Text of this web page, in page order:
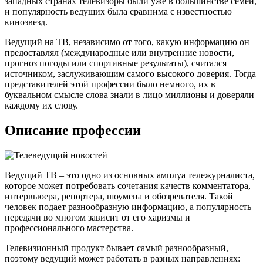
и популярность ведущих была сравнима с известностью
кинозвезд.
Ведущий на ТВ, независимо от того, какую информацию он
предоставлял (международные или внутренние новости,
прогноз погоды или спортивные результаты), считался
источником, заслуживающим самого высокого доверия. Тогда
представителей этой профессии было немного, их в
буквальном смысле слова знали в лицо миллионы и доверяли
каждому их слову.
Описание профессии
Ведущий ТВ – это одно из основных амплуа тележурналиста,
которое может потребовать сочетания качеств комментатора,
интервьюера, репортера, шоумена и обозревателя. Такой
человек подает разнообразную информацию, а популярность
передачи во многом зависит от его харизмы и
профессионального мастерства.
Телевизионный продукт бывает самый разнообразный,
поэтому ведущий может работать в разных направлениях: